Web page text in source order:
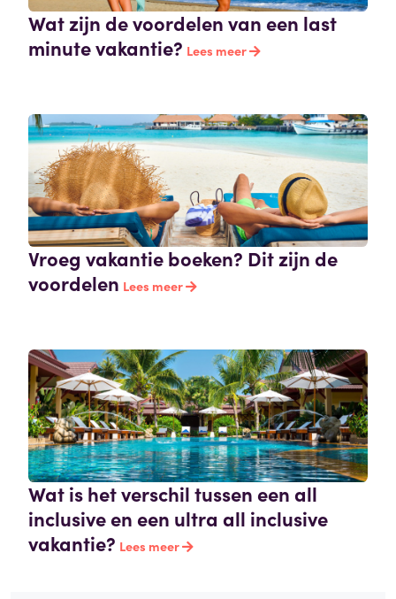
Wat zijn de voordelen van een last
minute vakantie? Lees meer
Vroeg vakantie boeken? Dit zijn de
voordelen Lees meer
Wat is het verschil tussen een all
inclusive en een ultra all inclusive
vakantie? Lees meer